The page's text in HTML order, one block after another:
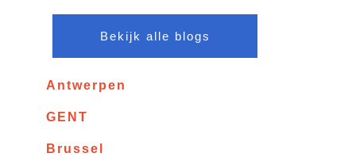
Bekijk alle blogs
Antwerpen
GENT
Brussel